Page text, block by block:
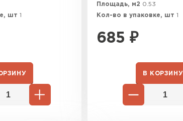
шт 1
Площадь, м2 0.53
Кол-во в упаковке, шт 1
685 ₽
В КОРЗИНУ